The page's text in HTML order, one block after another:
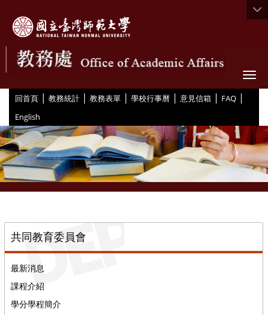
回首頁 | 教務統計 | 教務表單 | 學校行事曆 | 意見信箱 | FAQ |
English
共同教育委員會
最新消息
課程介紹
學分學程簡介